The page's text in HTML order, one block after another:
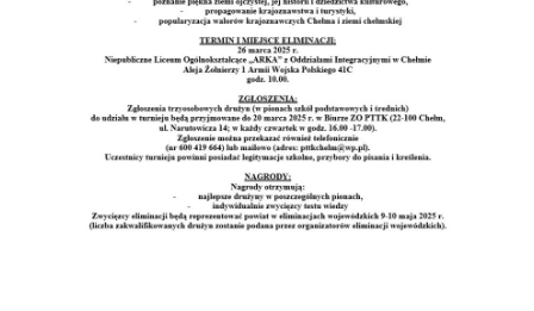
Pomoc psychologiczno-
pedagogiczna
Kontakt
Szukaj